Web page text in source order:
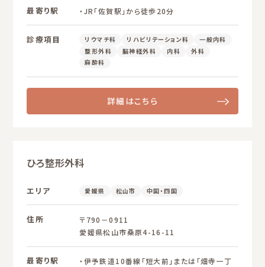
最寄り駅 ・JR「佐賀駅」から徒歩20分
診療項目 リウマチ科 リハビリテーション科
一般内科
整形外科
脳神経外科 内科
外科
麻酔科
詳細はこちら
ひろ整形外科
エリア 愛媛県 松山市 中国・四国
住所
〒790－0911
愛媛県松山市桑原4-16-11
最寄り駅
・伊予鉄道10番線「短大前」または「畑寺一丁